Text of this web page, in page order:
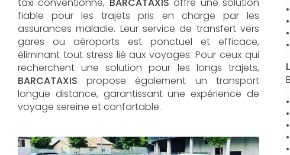
taxi conventionné, BARCATAXIS offre une solution
fiable pour les trajets pris en charge par les
assurances maladie. Leur service de transfert vers
gares ou aéroports est ponctuel et efficace,
éliminant tout stress lié aux voyages. Pour ceux qui
recherchent une solution pour les longs trajets,
BARCATAXIS propose également un transport
longue distance, garantissant une expérience de
voyage sereine et confortable.